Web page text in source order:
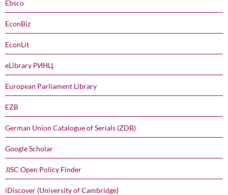
Ebsco
EconBiz
EconLit
eLibrary РИНЦ
European Parliament Library
EZB
German Union Catalogue of Serials (ZDB)
Google Scholar
JISC Open Policy Finder
iDiscover (University of Cambridge)